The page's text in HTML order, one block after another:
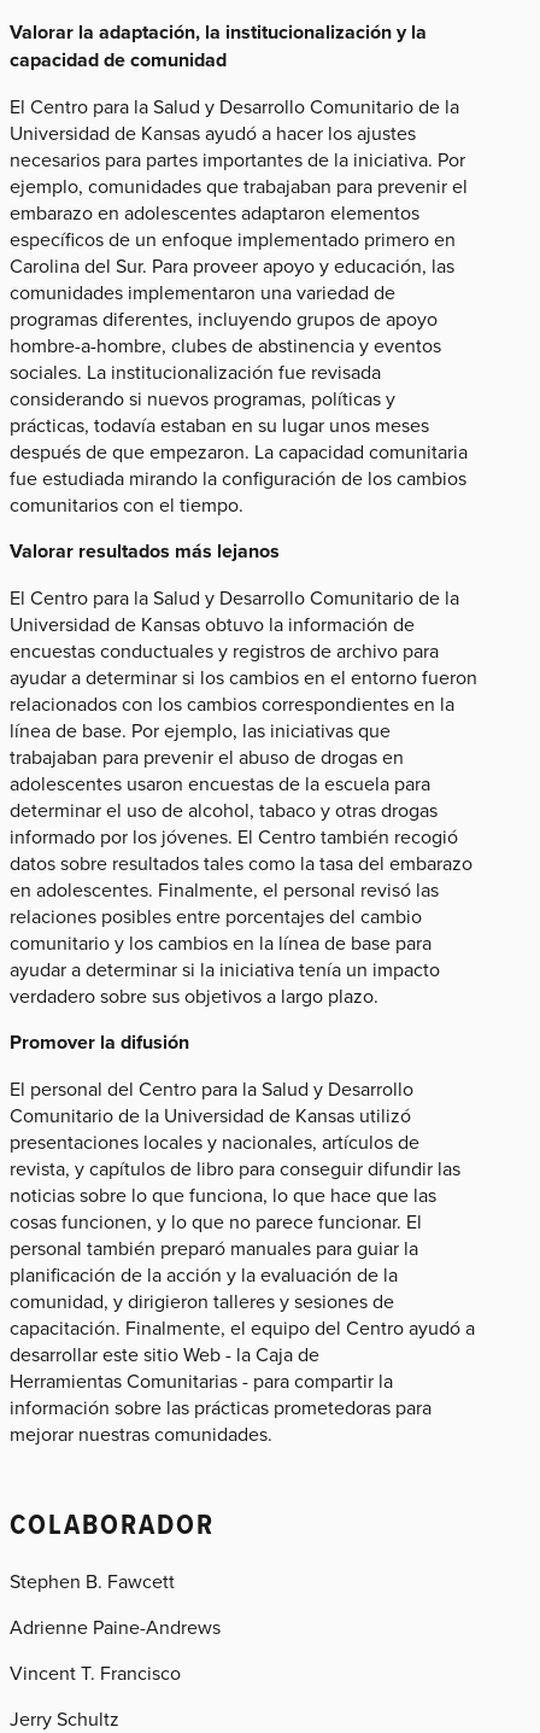
Valorar la adaptación, la institucionalización y la
capacidad de comunidad
El Centro para la Salud y Desarrollo Comunitario de la
Universidad de Kansas​ ayudó a hacer los ajustes
necesarios para partes importantes de la iniciativa. Por
ejemplo, comunidades que trabajaban para prevenir el
embarazo en adolescentes adaptaron elementos
específicos de un enfoque implementado primero en
Carolina del Sur. Para proveer apoyo y educación, las
comunidades implementaron una variedad de
programas diferentes, incluyendo grupos de apoyo
hombre-a-hombre, clubes de abstinencia y eventos
sociales. La institucionalización fue revisada
considerando si nuevos programas, políticas y
prácticas, todavía estaban en su lugar unos meses
después de que empezaron. La capacidad comunitaria
fue estudiada mirando la configuración de los cambios
comunitarios con el tiempo.
Valorar resultados más lejanos
El Centro para la Salud y Desarrollo Comunitario de la
Universidad de Kansas​ obtuvo la información de
encuestas conductuales y registros de archivo para
ayudar a determinar si los cambios en el entorno fueron
relacionados con los cambios correspondientes en la
línea de base. Por ejemplo, las iniciativas que
trabajaban para prevenir el abuso de drogas en
adolescentes usaron encuestas de la escuela para
determinar el uso de alcohol, tabaco y otras drogas
informado por los jóvenes. El Centro también recogió
datos sobre resultados tales como la tasa del embarazo
en adolescentes. Finalmente, el personal revisó las
relaciones posibles entre porcentajes del cambio
comunitario y los cambios en la línea de base para
ayudar a determinar si la iniciativa tenía un impacto
verdadero sobre sus objetivos a largo plazo.
Promover la difusión
El personal del Centro para la Salud y Desarrollo
Comunitario de la Universidad de Kansas utilizó
presentaciones locales y nacionales, artículos de
revista, y capítulos de libro para conseguir difundir las
noticias sobre lo que funciona, lo que hace que las
cosas funcionen, y lo que no parece funcionar. El
personal también preparó manuales para guiar la
planificación de la acción y la evaluación de la
comunidad, y dirigieron talleres y sesiones de
capacitación. Finalmente, el equipo del Centro ayudó a
desarrollar este sitio Web - la Caja de
Herramientas Comunitarias - para compartir la
información sobre las prácticas prometedoras para
mejorar nuestras comunidades.
COLABORADOR
Stephen B. Fawcett
Adrienne Paine-Andrews
Vincent T. Francisco
Jerry Schultz